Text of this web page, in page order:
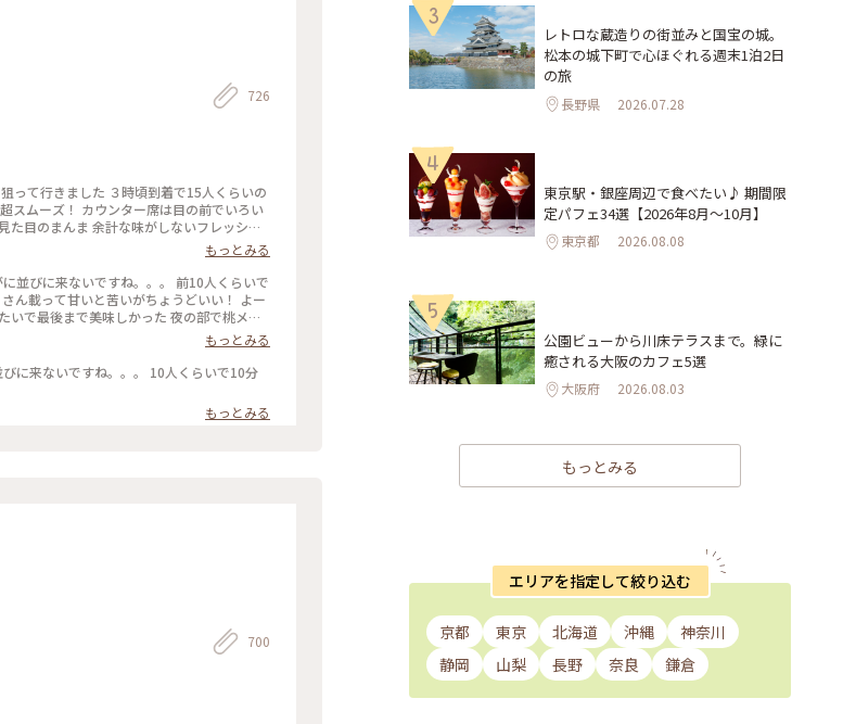
726
スムーズ！ カウンター席は目の前でいろい
た目のまんま 余計な味がしないフレッシュ
丸善で開催中の
写真はNGですが前回より作品がたくさん
もっとみる
ん載って甘いと苦いがちょうどいい！ よー
いで最後まで美味しかった 夜の部で桃メニ
らけっこう並ぶのよね。。日没前でまだ暑
もっとみる
もっとみる
700
3
レトロな蔵造りの街並みと国宝の城。
松本の城下町で心ほぐれる週末1泊2日
の旅
長野県 2026.07.28
4
東京駅・銀座周辺で食べたい♪ 期間限
定パフェ34選【2026年8月～10月】
東京都 2026.08.08
5
公園ビューから川床テラスまで。緑に
癒される大阪のカフェ5選
大阪府 2026.08.03
もっとみる
エリアを指定して絞り込む
京都 東京 北海道 沖縄
神奈川
静岡
山梨 長野 奈良 鎌倉